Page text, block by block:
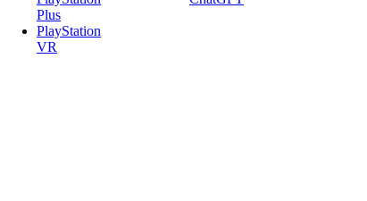
Plus
PlayStation
VR